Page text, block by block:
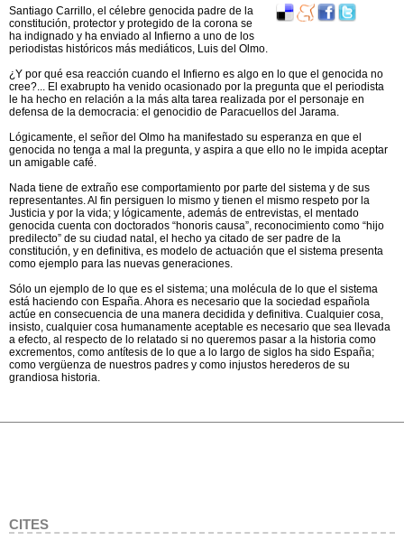
Santiago Carrillo, el célebre genocida padre de la
constitución, protector y protegido de la corona se
ha indignado y ha enviado al Infierno a uno de los
periodistas históricos más mediáticos, Luis del Olmo.
¿Y por qué esa reacción cuando el Infierno es algo en lo que el genocida no
cree?... El exabrupto ha venido ocasionado por la pregunta que el periodista
le ha hecho en relación a la más alta tarea realizada por el personaje en
defensa de la democracia: el genocidio de Paracuellos del Jarama.
Lógicamente, el señor del Olmo ha manifestado su esperanza en que el
genocida no tenga a mal la pregunta, y aspira a que ello no le impida aceptar
un amigable café.
Nada tiene de extraño ese comportamiento por parte del sistema y de sus
representantes. Al fin persiguen lo mismo y tienen el mismo respeto por la
Justicia y por la vida; y lógicamente, además de entrevistas, el mentado
genocida cuenta con doctorados “honoris causa”, reconocimiento como “hijo
predilecto” de su ciudad natal, el hecho ya citado de ser padre de la
constitución, y en definitiva, es modelo de actuación que el sistema presenta
como ejemplo para las nuevas generaciones.
Sólo un ejemplo de lo que es el sistema; una molécula de lo que el sistema
está haciendo con España. Ahora es necesario que la sociedad española
actúe en consecuencia de una manera decidida y definitiva. Cualquier cosa,
insisto, cualquier cosa humanamente aceptable es necesario que sea llevada
a efecto, al respecto de lo relatado si no queremos pasar a la historia como
excrementos, como antítesis de lo que a lo largo de siglos ha sido España;
como vergüenza de nuestros padres y como injustos herederos de su
grandiosa historia.
CITES